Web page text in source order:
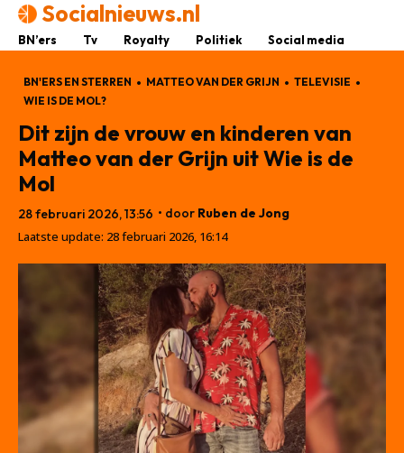
Socialnieuws.nl
BN’ers Tv Royalty Politiek Social media
BN'ERS EN STERREN MATTEO VAN DER GRIJN
TELEVISIE
WIE IS DE MOL?
Dit zijn de vrouw en kinderen van
Matteo van der Grijn uit Wie is de
Mol
28 februari 2026, 13:56 • door Ruben de Jong
Laatste update: 28 februari 2026, 16:14